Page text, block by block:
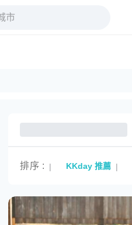
排序 : | KKday 推薦 |